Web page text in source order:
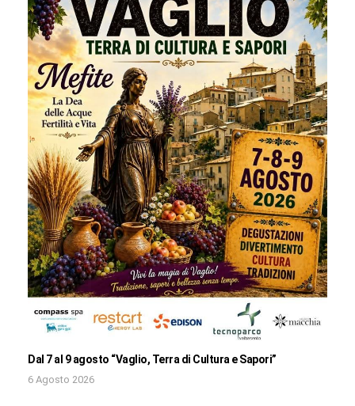
Dal 7 al 9 agosto “Vaglio, Terra di Cultura e Sapori”
6 Agosto 2026